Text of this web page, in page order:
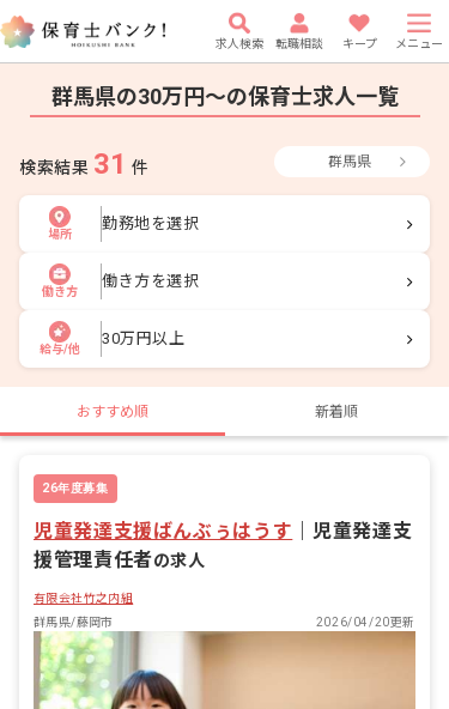
求人検索 転職相談 キープ メニュー
群馬県の30万円〜の保育士求人一覧
検索結果 31 件 群馬県
場所
勤務地を選択
働き方
働き方を選択
給与/他
30万円以上
おすすめ順 新着順
26年度募集
児童発達支援ばんぶぅはうす
児童発達支
援管理責任者の求人
有限会社竹之内組
群馬県/藤岡市
2026/04/20更新